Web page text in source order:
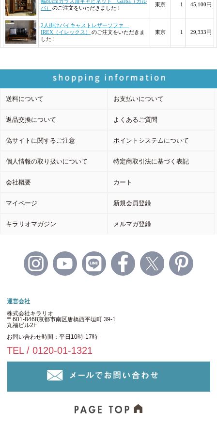
送料について お支払いについて
返品交換について よくあるご質問
偽サイトに関するご注意 ポイントシステムについて
個人情報の取り扱いについて 特定商取引法に基づく表記
会社概要 カート
マイページ 新規会員登録
キラリオマガジン メルマガ登録
運営会社
株式会社キラリオ
〒601-8468京都市南区唐橋西平垣町 39-1
丸福ビル2F
お問い合わせ時間：平日10時-17時
TEL / 0120-01-1321